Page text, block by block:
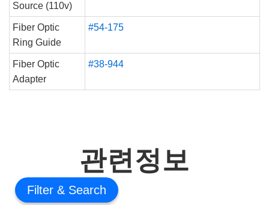
Source (110v)
Fiber Optic
Ring Guide
#54-175
Fiber Optic
Adapter
#38-944
관련정보
Filter